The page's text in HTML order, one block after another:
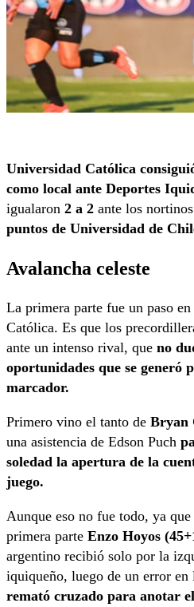
Universidad Católica
como local ante Deportes
igualaron 2 a 2 ante los
puntos de Universidad de
Avalancha celeste
La primera parte fue un paso
Católica. Es que los
ante un intenso rival, que no
oportunidades que se generó
marcador.
Primero vino el tanto de Bryan
una asistencia de Edson Puch
soledad la apertura de la
juego.
Aunque eso no fue todo, ya
primera parte Enzo Hoyos
argentino recibió solo por la
iquiqueño, luego de un error
remató cruzado para anotar